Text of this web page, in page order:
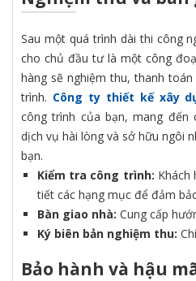
Sau một quá trình dài thi công
cho chủ đầu tư là một công
hàng sẽ nghiệm thu, thanh
trình. Công ty thiết kế xây
công trình của bạn, mang đến
dịch vụ hài lòng và sở hữu ngôi
bạn.
Kiểm tra công trình: Khách
tiết các hạng mục để đảm
Bàn giao nhà: Cung cấp
Ký biên bản nghiệm thu:
Bảo hành và hậu